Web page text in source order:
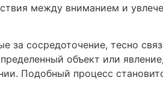
между вниманием и
за сосредоточение, тесно
объект или
Подобный процесс